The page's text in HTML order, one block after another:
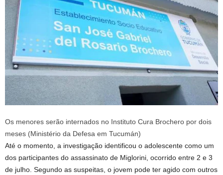
Os menores serão internados no Instituto Cura Brochero por dois
meses (Ministério da Defesa em Tucumán)
Até o momento, a investigação identificou o adolescente como um
dos participantes do assassinato de Miglorini, ocorrido entre 2 e 3
de julho. Segundo as suspeitas, o jovem pode ter agido com outros